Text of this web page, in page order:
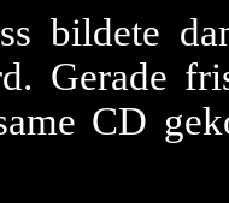
bildete
Gerade
CD